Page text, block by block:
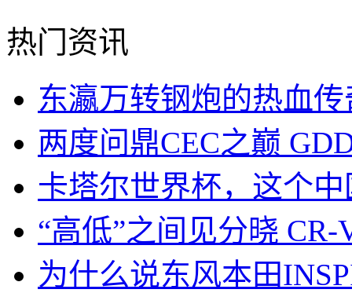
热门资讯
东瀛万转钢炮的热血
两度问鼎CEC之巅
卡塔尔世界杯，这个
“高低”之间见分晓 CR-
为什么说东风本田